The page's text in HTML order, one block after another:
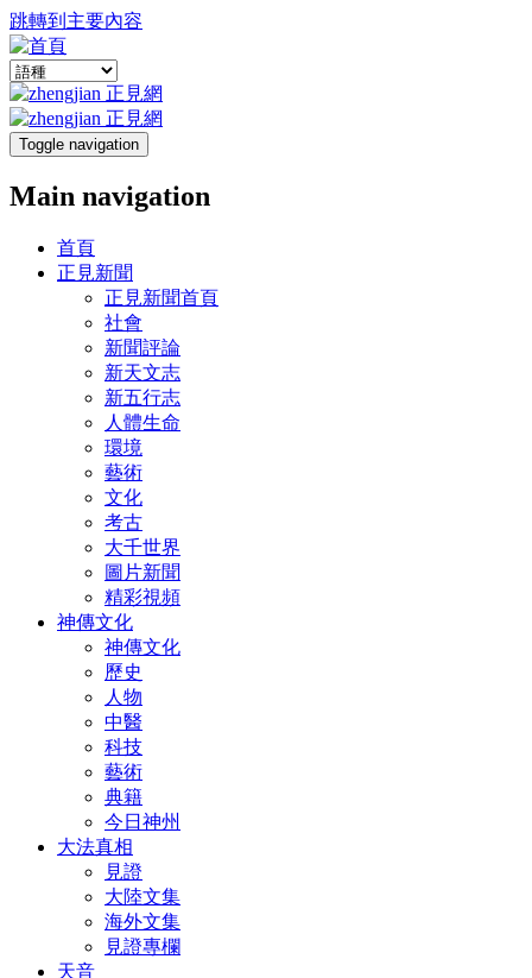
跳轉到主要內容
Toggle navigation
Main navigation
首頁
正見新聞
正見新聞首頁
社會
新聞評論
新天文志
新五行志
人體生命
環境
藝術
文化
考古
大千世界
圖片新聞
精彩視頻
神傳文化
神傳文化
歷史
人物
中醫
科技
藝術
典籍
今日神州
大法真相
見證
大陸文集
海外文集
見證專欄
天音